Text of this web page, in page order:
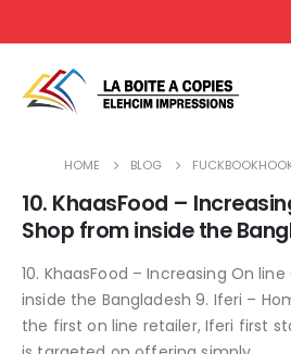
HOME BLOG
10. KhaasFood –
Shop from inside the
10. KhaasFood – Increasing On
inside the Bangladesh 9. Iferi –
the first on line retailer, Iferi first